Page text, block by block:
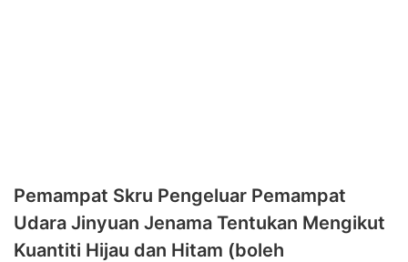
Pemampat Skru Pengeluar Pemampat
Udara Jinyuan Jenama Tentukan Mengikut
Kuantiti Hijau dan Hitam (boleh